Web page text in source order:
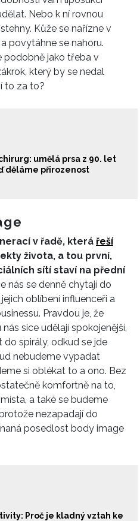
Nebo k ní rovnou
Kůže se nařízne v
povytáhne se nahoru.
podobně jako třeba v
který by se nedal
to za to?
umělá prsa z 90. let
děláme přirozenost
v řadě, která řeší
života, a tou první,
sítí staví na přední
nás se denně chytají do
oblíbení influenceři a
Pravdou je, že
sice udělají spokojenější,
spirály, odkud se jde
nebudeme vypadat
si oblékat to a ono. Bez
komfortně na to,
a také se budeme
nezapadají do
posedlost body image
Proč je kladný vztah ke